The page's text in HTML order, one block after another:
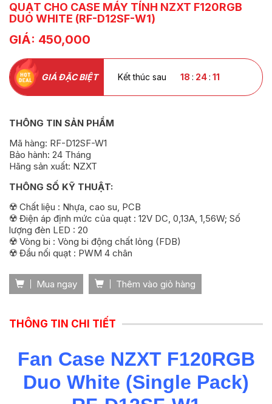
QUẠT CHO CASE MÁY TÍNH NZXT F120RGB
DUO WHITE (RF-D12SF-W1)
GIÁ: 450,000
GIÁ ĐẶC BIỆT Kết thúc sau 18 : 24 : 09
THÔNG TIN SẢN PHẨM
Mã hàng: RF-D12SF-W1
Bảo hành: 24 Tháng
Hãng sản xuất: NZXT
THÔNG SỐ KỸ THUẬT:
☢️ Chất liệu : Nhựa, cao su, PCB
☢️ Điện áp định mức của quạt : 12V DC, 0,13A, 1,56W; Số
lượng đèn LED : 20
☢️ Vòng bi : Vòng bi động chất lỏng (FDB)
☢️ Đầu nối quạt : PWM 4 chân
Mua ngay Thêm vào giỏ hàng
THÔNG TIN CHI TIẾT
Fan Case NZXT F120RGB
Duo White (Single Pack)